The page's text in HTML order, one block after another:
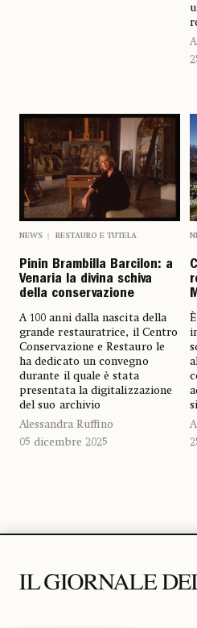
NEWS RESTAURO E TUTELA
Pinin Brambilla Barcilon: a
Venaria la divina schiva
della conservazione
A 100 anni dalla nascita della
grande restauratrice, il Centro
Conservazione e Restauro le
ha dedicato un convegno
durante il quale è stata
presentata la digitalizzazione
del suo archivio
Alessandra Ruffino
05 dicembre 2025